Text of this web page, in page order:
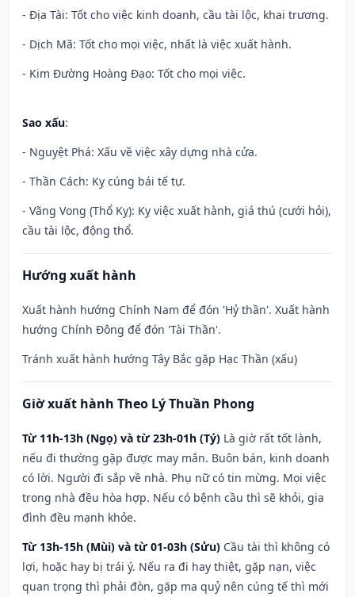
- Địa Tài: Tốt cho việc kinh doanh, cầu tài lộc, khai trương.
- Dịch Mã: Tốt cho mọi việc, nhất là việc xuất hành.
- Kim Đường Hoàng Đạo: Tốt cho mọi việc.
Sao xấu:
- Nguyệt Phá: Xấu về việc xây dựng nhà cửa.
- Thần Cách: Kỵ cúng bái tế tự.
- Vãng Vong (Thổ Kỵ): Kỵ việc xuất hành, giá thú (cưới hỏi),
cầu tài lộc, động thổ.
Hướng xuất hành
Xuất hành hướng Chính Nam để đón 'Hỷ thần'. Xuất hành
hướng Chính Đông để đón 'Tài Thần'.
Tránh xuất hành hướng Tây Bắc gặp Hạc Thần (xấu)
Giờ xuất hành Theo Lý Thuần Phong
Từ 11h-13h (Ngọ) và từ 23h-01h (Tý) Là giờ rất tốt lành,
nếu đi thường gặp được may mắn. Buôn bán, kinh doanh
có lời. Người đi sắp về nhà. Phụ nữ có tin mừng. Mọi việc
trong nhà đều hòa hợp. Nếu có bệnh cầu thì sẽ khỏi, gia
đình đều mạnh khỏe.
Từ 13h-15h (Mùi) và từ 01-03h (Sửu) Cầu tài thì không có
lợi, hoặc hay bị trái ý. Nếu ra đi hay thiệt, gặp nạn, việc
quan trọng thì phải đòn, gặp ma quỷ nên cúng tế thì mới